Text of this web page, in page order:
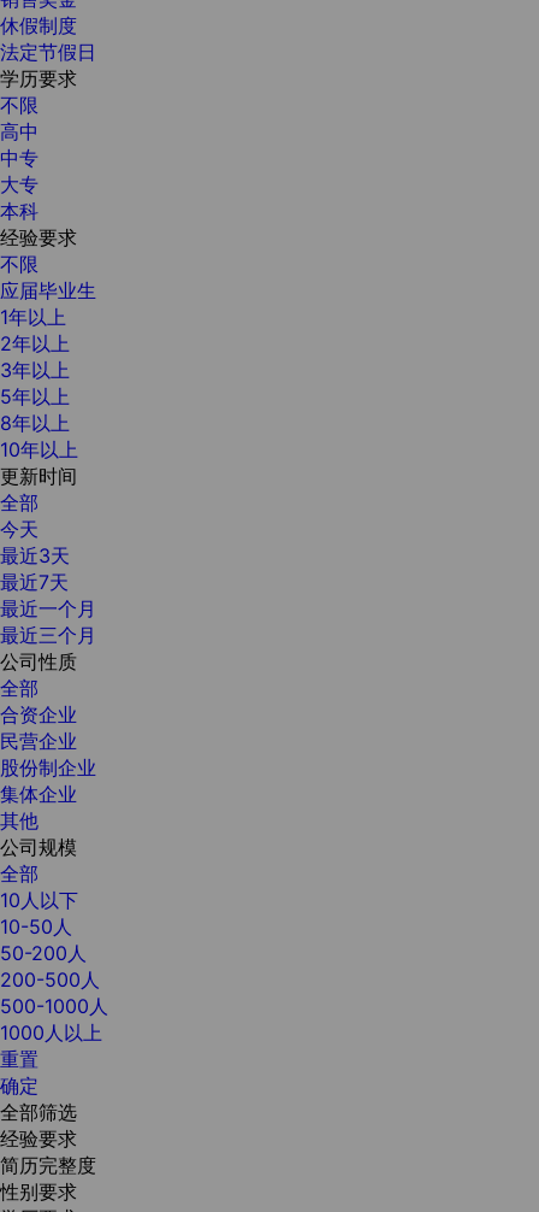
休假制度
法定节假日
学历要求
不限
高中
中专
大专
本科
经验要求
不限
应届毕业生
1年以上
2年以上
3年以上
5年以上
8年以上
10年以上
更新时间
全部
今天
最近3天
最近7天
最近一个月
最近三个月
公司性质
全部
合资企业
民营企业
股份制企业
集体企业
其他
公司规模
全部
10人以下
10-50人
50-200人
200-500人
500-1000人
1000人以上
重置
确定
全部筛选
经验要求
简历完整度
性别要求